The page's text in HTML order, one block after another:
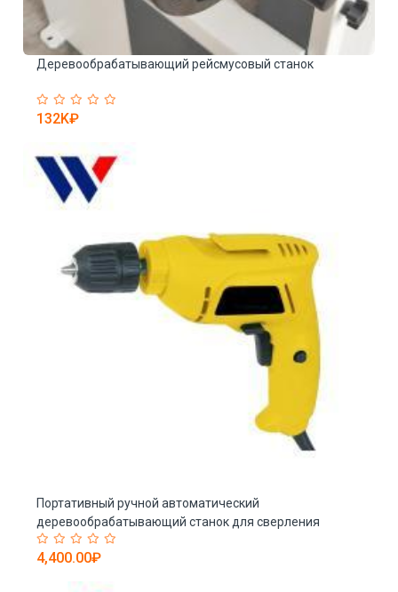
Деревообрабатывающий рейсмусовый станок
132K₽
Портативный ручной автоматический
деревообрабатывающий станок для сверления
отверстий в камне для дома
4,400.00₽